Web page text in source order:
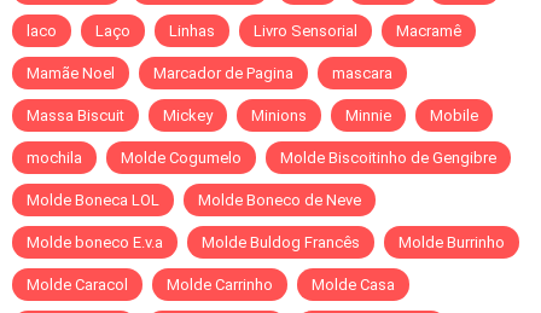
laco Laço Linhas Livro Sensorial Macramê
Mamãe Noel Marcador de Pagina mascara
Massa Biscuit Mickey Minions Minnie Mobile
mochila Molde Cogumelo Molde Biscoitinho de Gengibre
Molde Boneca LOL Molde Boneco de Neve
Molde boneco E.v.a Molde Buldog Francês Molde Burrinho
Molde Caracol Molde Carrinho Molde Casa